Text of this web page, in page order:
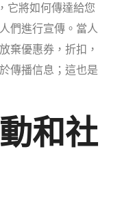
它將如何傳達給您
們進行宣傳。當人
棄優惠券，折扣，
傳播信息；這也是
和社